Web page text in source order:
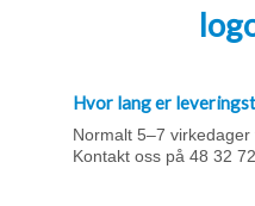
Hvor lang er
Normalt 5–7
Kontakt oss på 48 32